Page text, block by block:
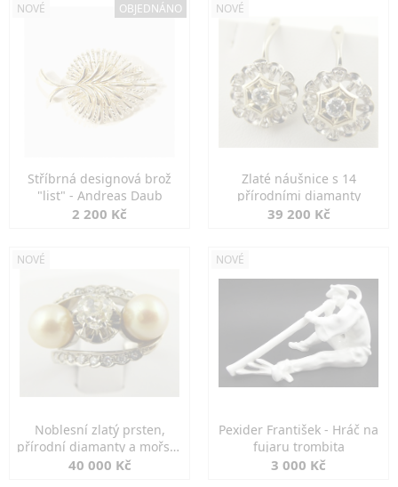
NOVÉ OBJEDNÁNO
Stříbrná designová brož
"list" - Andreas Daub
2 200 Kč
NOVÉ
Zlaté náušnice s 14
přírodními diamanty
39 200 Kč
NOVÉ
Noblesní zlatý prsten,
přírodní diamanty a mořské
perly
40 000 Kč
NOVÉ
Pexider František - Hráč na
fujaru trombita
3 000 Kč